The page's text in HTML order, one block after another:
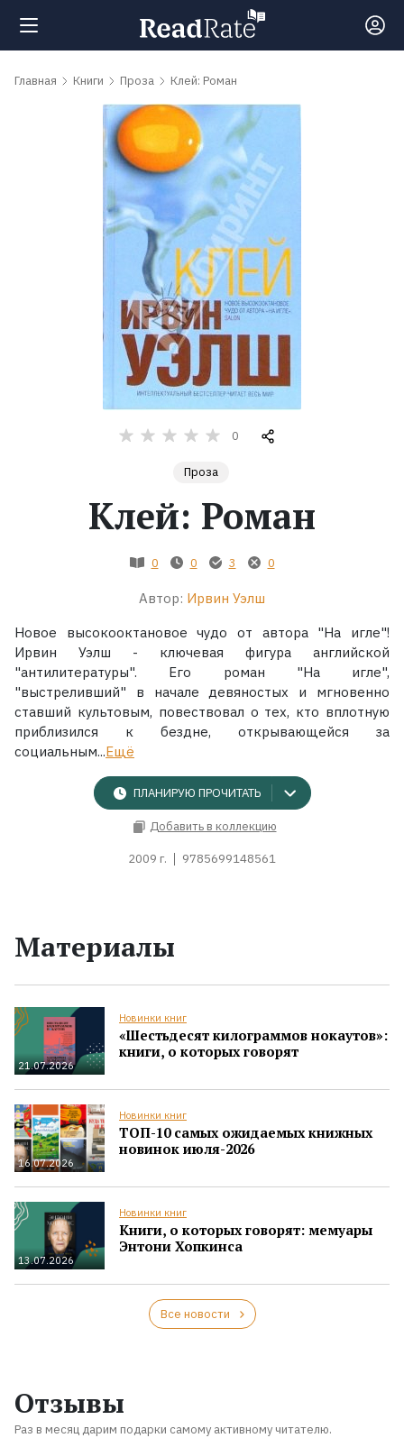
Поиск
обсуждаемые
Главная Книги Проза Клей: Роман
0
Проза
Клей: Роман
0 0 3 0
Автор: Ирвин Уэлш
Новое высокооктановое чудо от автора "На игле"!
Ирвин Уэлш - ключевая фигура английской
"антилитературы". Его роман "На игле",
"выстреливший" в начале девяностых и мгновенно
ставший культовым, повествовал о тех, кто вплотную
приблизился к бездне, открывающейся за
социальным...Ещё
ПЛАНИРУЮ ПРОЧИТАТЬ
Добавить в коллекцию
2009 г. 9785699148561
Материалы
21.07.2026
Новинки книг
«Шестьдесят килограммов нокаутов»:
книги, о которых говорят
16.07.2026
Новинки книг
ТОП-10 самых ожидаемых книжных
новинок июля-2026
13.07.2026
Новинки книг
Книги, о которых говорят: мемуары
Энтони Хопкинса
Все новости
Отзывы
Раз в месяц дарим подарки самому активному читателю.